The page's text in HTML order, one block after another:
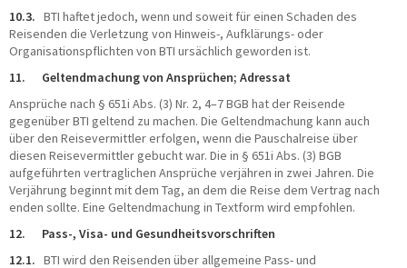
10.3. BTI haftet jedoch, wenn und soweit für einen Schaden des
Reisenden die Verletzung von Hinweis-, Aufklärungs- oder
Organisationspflichten von BTI ursächlich geworden ist.
11. Geltendmachung von Ansprüchen; Adressat
Ansprüche nach § 651i Abs. (3) Nr. 2, 4–7 BGB hat der Reisende
gegenüber BTI geltend zu machen. Die Geltendmachung kann auch
über den Reisevermittler erfolgen, wenn die Pauschalreise über
diesen Reisevermittler gebucht war. Die in § 651i Abs. (3) BGB
aufgeführten vertraglichen Ansprüche verjähren in zwei Jahren. Die
Verjährung beginnt mit dem Tag, an dem die Reise dem Vertrag nach
enden sollte. Eine Geltendmachung in Textform wird empfohlen.
12. Pass-, Visa- und Gesundheitsvorschriften
12.1. BTI wird den Reisenden über allgemeine Pass- und